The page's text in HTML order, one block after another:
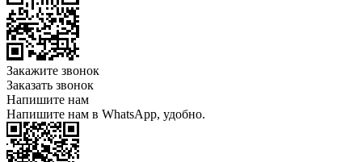
Закажите звонок
Заказать звонок
Напишите нам
Напишите нам в WhatsApp, удобно.